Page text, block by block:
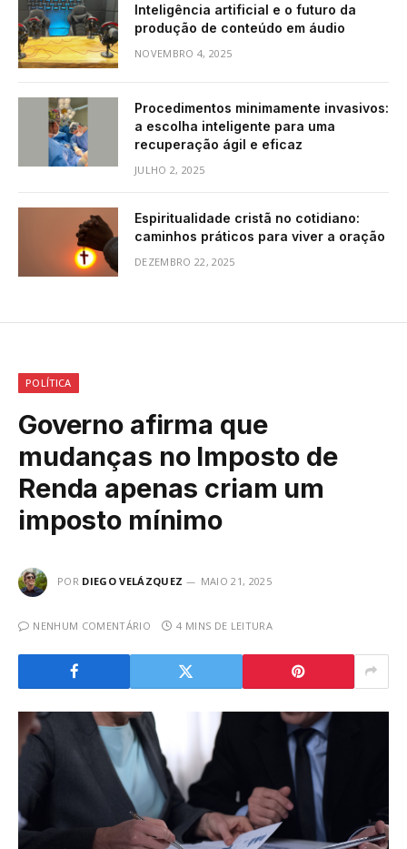
Inteligência artificial e o futuro da
produção de conteúdo em áudio
NOVEMBRO 4, 2025
Procedimentos minimamente invasivos:
a escolha inteligente para uma
recuperação ágil e eficaz
JULHO 2, 2025
Espiritualidade cristã no cotidiano:
caminhos práticos para viver a oração
DEZEMBRO 22, 2025
POLÍTICA
Governo afirma que
mudanças no Imposto de
Renda apenas criam um
imposto mínimo
POR DIEGO VELÁZQUEZ MAIO 21, 2025
NENHUM COMENTÁRIO 4 MINS DE LEITURA